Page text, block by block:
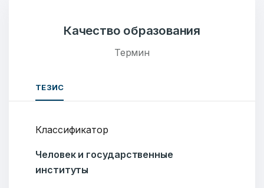
Качество образования
Термин
ТЕЗИС
Классификатор
Человек и государственные
институты